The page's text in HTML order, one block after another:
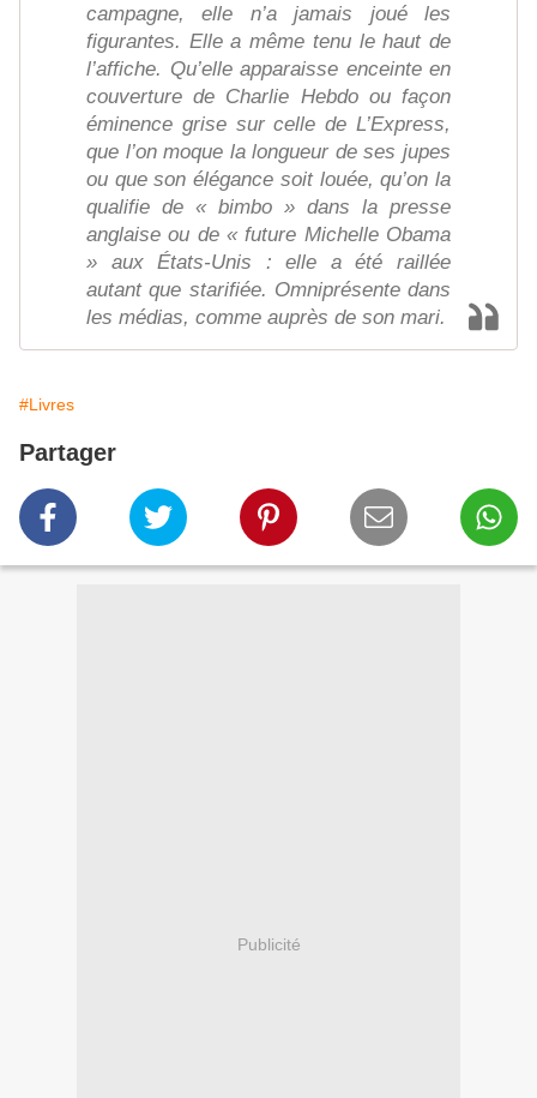
campagne, elle n’a jamais joué les
figurantes. Elle a même tenu le haut de
l’affiche. Qu’elle apparaisse enceinte en
couverture de Charlie Hebdo ou façon
éminence grise sur celle de L’Express,
que l’on moque la longueur de ses jupes
ou que son élégance soit louée, qu’on la
qualifie de « bimbo » dans la presse
anglaise ou de « future Michelle Obama
» aux États-Unis : elle a été raillée
autant que starifiée. Omniprésente dans
les médias, comme auprès de son mari.
#Livres
Partager
Publicité